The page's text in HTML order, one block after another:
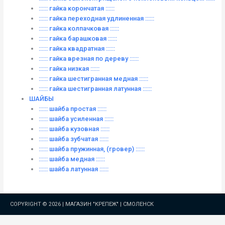
:::::: гайка корончатая ::::::
:::::: гайка переходная удлиненная ::::::
:::::: гайка колпачковая ::::::
:::::: гайка барашковая ::::::
:::::: гайка квадратная ::::::
:::::: гайка врезная по дереву ::::::
:::::: гайка низкая ::::::
:::::: гайка шестигранная медная ::::::
:::::: гайка шестигранная латунная ::::::
ШАЙБЫ
:::::: шайба простая ::::::
:::::: шайба усиленная ::::::
:::::: шайба кузовная ::::::
:::::: шайба зубчатая ::::::
:::::: шайба пружинная, (гровер) ::::::
:::::: шайба медная ::::::
:::::: шайба латунная ::::::
COPYRIGHT © 2026 | МАГАЗИН "КРЕПЕЖ" | СМОЛЕНСК